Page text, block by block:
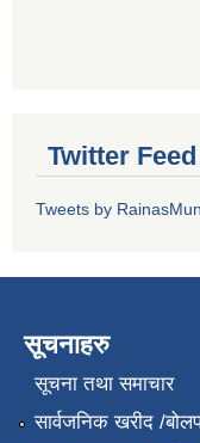
Twitter Feed
Tweets by
सूचनाहरु
सूचना तथा समाचार
सार्वजनिक खरीद /